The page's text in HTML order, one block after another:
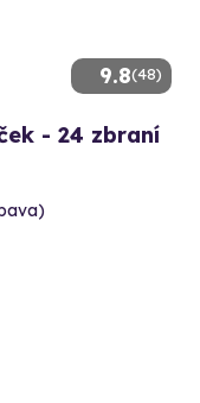
9.8(48)
- 24 zbraní